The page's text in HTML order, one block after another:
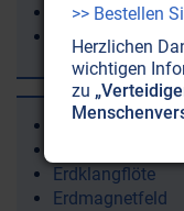
Erdgas
Erdgebundene
Erdinnere
Erdklangflöte
Erdmagnetfeld
>> Bestellen
Herzlichen
wichtigen
zu